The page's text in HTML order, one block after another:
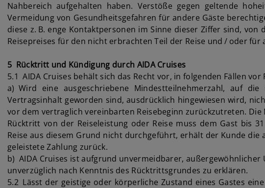
Nahbereich aufgehalten haben. Verstöße gegen geltende
Vermeidung von Gesundheitsgefahren für andere Gäste
diese z. B. enge Kontaktpersonen im Sinne dieser Ziffer sind,
Reisepreises für den nicht erbrachten Teil der Reise und / oder
5 Rücktritt und Kündigung durch AIDA Cruises
5.1 AIDA Cruises behält sich das Recht vor, in folgenden Fällen
a) Wird eine ausgeschriebene Mindestteilnehmerzahl, auf
Vertragsinhalt geworden sind, ausdrücklich hingewiesen wird,
vor dem vertraglich vereinbarten Reisebeginn zurückzutreten.
Rücktritt von der Reiseleistung oder Reise muss dem Gast bis
Reise aus diesem Grund nicht durchgeführt, erhält der Kunde die
geleistete Zahlung zurück.
b) AIDA Cruises ist aufgrund unvermeidbarer,
unverzüglich nach Kenntnis des Rücktrittsgrundes zu erklären.
5.2 Lässt der geistige oder körperliche Zustand eines Gastes